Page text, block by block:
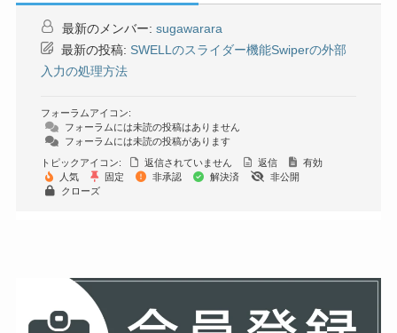
最新のメンバー: sugawarara
最新の投稿: SWELLのスライダー機能Swiperの外部
入力の処理方法
フォーラムアイコン:
フォーラムには未読の投稿はありません
フォーラムには未読の投稿があります
トピックアイコン:
返信されていません 返信
有効
人気
固定 非承認 解決済
非公開
クローズ